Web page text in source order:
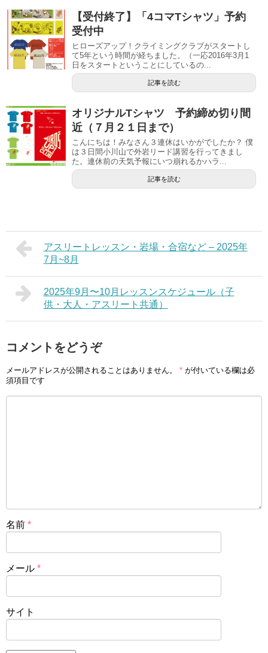
【受付終了】「4コマTシャツ」予約
受付中
ヒローズアップ！クライミングクラブがスタートし
て5年という時間が経ちました。（一応2016年3月1
日をスタートということにしているの...
記事を読む
オリジナルTシャツ 予約締め切り間
近（７月２１日まで）
こんにちは！みなさん３連休はいかがでしたか？ 僕
は３日間小川山で外岩リード講習を行ってきまし
た。連休前の天気予報にいつ崩れるかハラ...
記事を読む
アスリートレッスン・岩場・合宿など – 2025年
7月~8月
2025年9月〜10月レッスンスケジュール（子
供・大人・アスリート共通）
コメントをどうぞ
メールアドレスが公開されることはありません。 * が付いている欄は必
須項目です
名前 *
メール *
サイト